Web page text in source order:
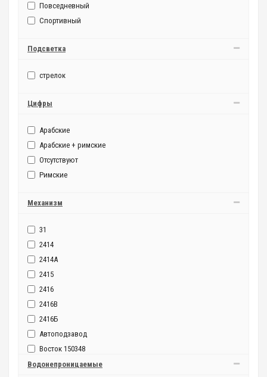
Повседневный
Спортивный
Подсветка
стрелок
Цифры
Арабские
Арабские + римские
Отсутствуют
Римские
Механизм
31
2414
2414А
2415
2416
2416B
2416Б
Автоподзавод
Восток 150348
Восток 2409А
Водонепроницаемые